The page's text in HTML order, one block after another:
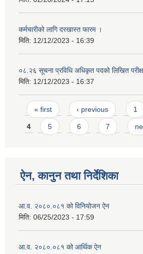
कर्मचारीको लागि दरखास्त फारम ।
मिति: 12/12/2023 - 16:39
०८.२६ सूचना प्रविधि अधिकृत पदको लिखित
मिति: 12/12/2023 - 16:37
Pages
« first ‹ previous 1
4 5 6 7
ऐन, कानुन तथा निर्देशिका
आ.व. २०८०.०८१ को विनियोजन ऐन
मिति: 06/25/2023 - 17:59
आ.व. २०८०.०८१ को आर्थिक ऐन